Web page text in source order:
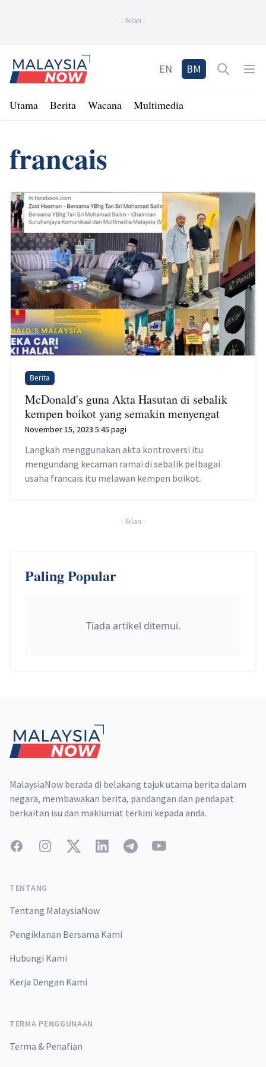
- Iklan -
Home
EN BM Open
Utama Berita Wacana Multimedia
francais
Berita
McDonald's guna Akta Hasutan di sebalik
kempen boikot yang semakin menyengat
November 15, 2023 5:45 pagi
Langkah menggunakan akta kontroversi itu
mengundang kecaman ramai di sebalik pelbagai
usaha francais itu melawan kempen boikot.
- Iklan -
Paling Popular
Tiada artikel ditemui.
MalaysiaNow berada di belakang tajuk utama berita dalam
negara, membawakan berita, pandangan dan pendapat
berkaitan isu dan maklumat terkini kepada anda.
FacebookInstagramTwitterLinkedInTelegramYouTube
TENTANG
Tentang MalaysiaNow
Pengiklanan Bersama Kami
Hubungi Kami
Kerja Dengan Kami
TERMA PENGGUNAAN
Terma & Penafian